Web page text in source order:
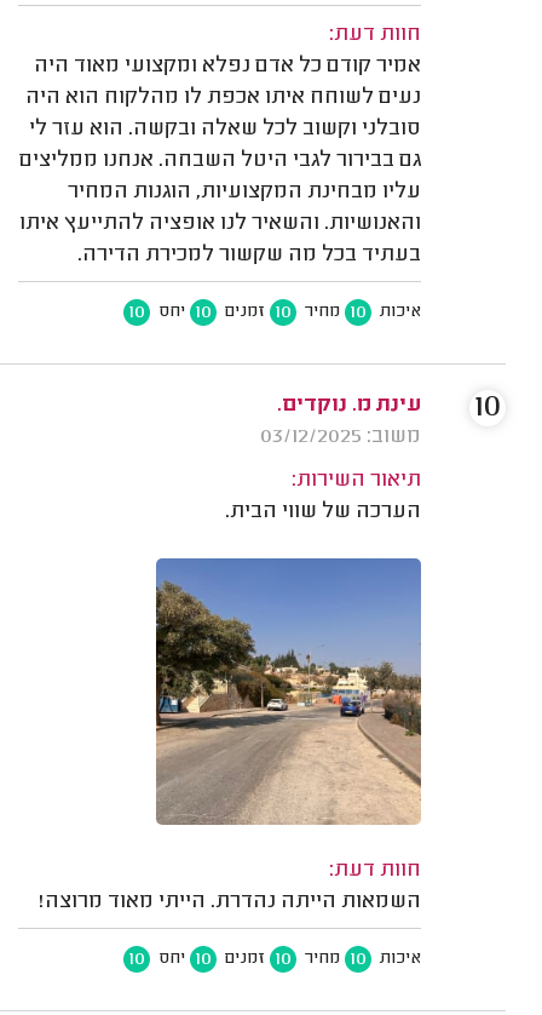
חוות דעת:
אמיר קודם כל אדם נפלא ומקצועי מאוד היה
נעים לשוחח איתו אכפת לו מהלקוח הוא היה
סובלני וקשוב לכל שאלה ובקשה. הוא עזר לי
גם בבירור לגבי היטל השבחה. אנחנו ממליצים
עליו מבחינת המקצועיות, הוגנות המחיר
והאנושיות. והשאיר לנו אופציה להתייעץ איתו
בעתיד בכל מה שקשור למכירת הדירה.
איכות 10 מחיר 10 זמנים 10 יחס 10
עינת מ. נוקדים.
משוב: 03/12/2025
תיאור השירות:
הערכה של שווי הבית.
חוות דעת:
השמאות הייתה נהדרת. הייתי מאוד מרוצה!
איכות 10 מחיר 10 זמנים 10 יחס 10
10